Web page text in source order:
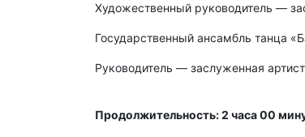
Художественный руководитель —
Государственный ансамбль танца
Руководитель — заслуженная
Продолжительность: 2 часа 00